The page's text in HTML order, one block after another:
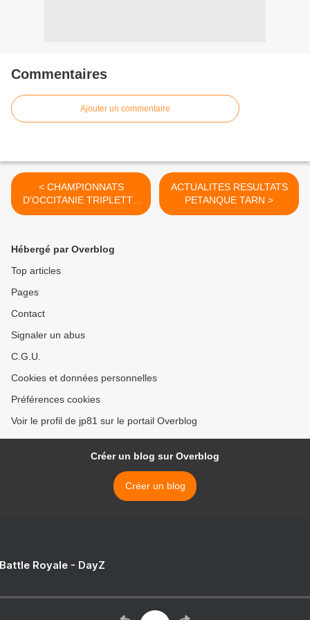
Commentaires
Ajouter un commentaire
< CHAMPIONNATS
D'OCCITANIE TRIPLETTE
JEUNES
ACTUALITES RESULTATS
PETANQUE TARN >
Hébergé par Overblog
Top articles
Pages
Contact
Signaler un abus
C.G.U.
Cookies et données personnelles
Préférences cookies
Voir le profil de jp81 sur le portail Overblog
Créer un blog sur Overblog
Créer un blog
Royale - DayZ